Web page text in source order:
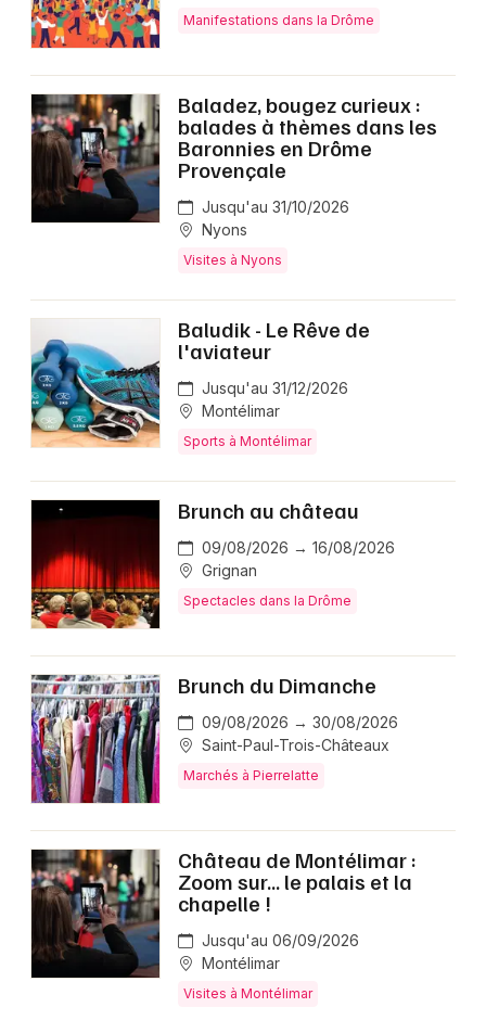
Manifestations dans la Drôme
Baladez, bougez curieux :
balades à thèmes dans les
Baronnies en Drôme
Provençale
Jusqu'au 31/10/2026
Nyons
Visites à Nyons
Baludik - Le Rêve de
l'aviateur
Jusqu'au 31/12/2026
Montélimar
Sports à Montélimar
Brunch au château
09/08/2026 → 16/08/2026
Grignan
Spectacles dans la Drôme
Brunch du Dimanche
09/08/2026 → 30/08/2026
Saint-Paul-Trois-Châteaux
Marchés à Pierrelatte
Château de Montélimar :
Zoom sur… le palais et la
chapelle !
Jusqu'au 06/09/2026
Montélimar
Visites à Montélimar